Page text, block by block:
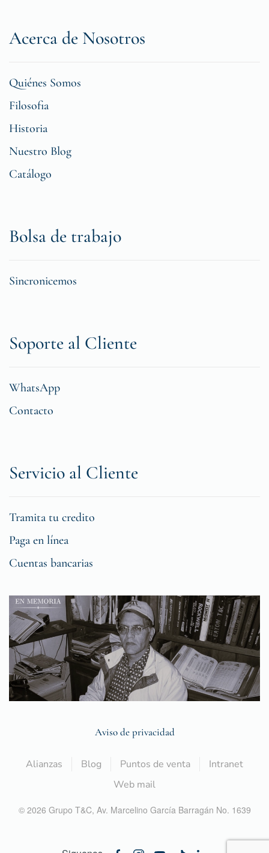
Acerca de Nosotros
Quiénes Somos
Filosofia
Historia
Nuestro Blog
Catálogo
Bolsa de trabajo
Sincronicemos
Soporte al Cliente
WhatsApp
Contacto
Servicio al Cliente
Tramita tu credito
Paga en línea
Cuentas bancarias
Aviso de privacidad
Alianzas Blog Puntos de venta
Intranet
Web mail
© 2026 Grupo T&C, Av. Marcelino García Barragán No. 1639